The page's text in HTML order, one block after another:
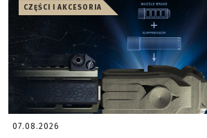
CZĘŚCI I AKCESORIA
07.08.2026